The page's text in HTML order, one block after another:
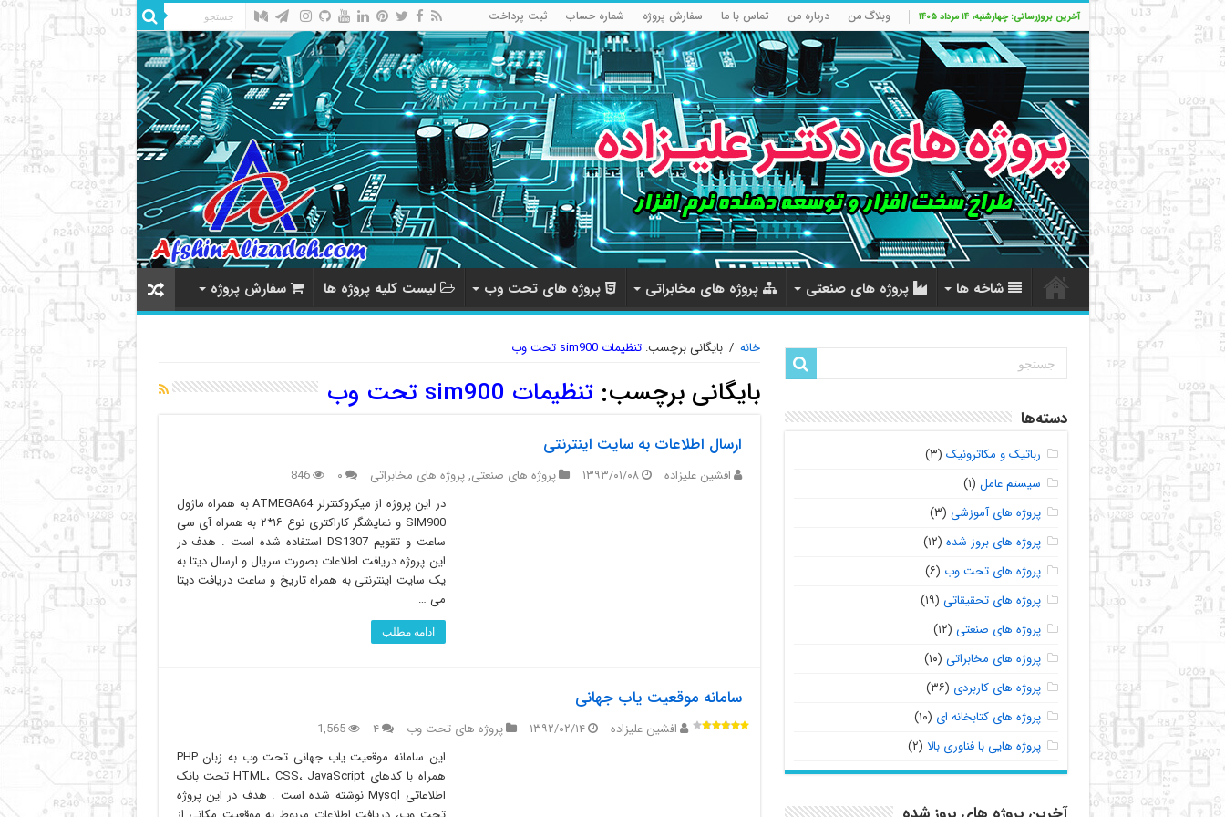
آخرین بروزرسانی: چهارشنبه، ۱۴ مرداد ۱۴۰۵ وبلاگ من درباره من تماس با ما سفارش پروژه شماره حساب ثبت پرداخت
شاخه ها پروژه های صنعتی پروژه های مخابراتی پروژه های تحت وب لیست کلیه پروژه ها سفارش پروژه
خانه / بایگانی برچسب:تنظیمات sim900 تحت وب
بایگانی برچسب:تنظیمات sim900 تحت وب
ارسال اطلاعات به سایت اینترنتی
افشین علیزاده ۱۳۹۳/۰۱/۰۸ پروژه های صنعتی,پروژه های مخابراتی ۰
846
در این پروژه از میکروکنترلر ATMEGA64 به همراه ماژول
SIM900 و نمایشگر کاراکتری نوع ۱۶*۲ به همراه آی سی
ساعت و تقویم DS1307 استفاده شده است . هدف در
این پروژه دریافت اطلاعات بصورت سریال و ارسال دیتا به
یک سایت اینترنتی به همراه تاریخ و ساعت دریافت دیتا
می …
ادامه مطلب
سامانه موقعیت یاب جهانی
افشین علیزاده ۱۳۹۲/۰۲/۱۴ پروژه های تحت وب ۴
1,565
این سامانه موقعیت یاب جهانی تحت وب به زبان PHP
همراه با کدهای HTML، CSS، JavaScript تحت بانک
اطلاعاتی Mysql نوشته شده است . هدف در این پروژه
دسته‌ها
رباتیک و مکاترونیک (۳)
سیستم عامل (۱)
پروژه های آموزشی (۳)
پروژه های بروز شده (۱۲)
پروژه های تحت وب (۶)
پروژه های تحقیقاتی (۱۹)
پروژه های صنعتی (۱۲)
پروژه های مخابراتی (۱۰)
پروژه های کاربردی (۳۶)
پروژه های کتابخانه ای (۱۰)
پروژه هایی با فناوری بالا (۲)